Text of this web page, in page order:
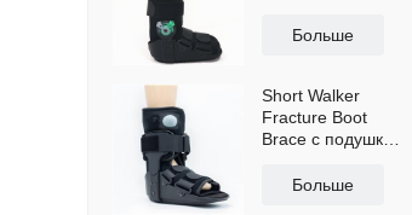
противоскользящей
Больше
Short Walker
Fracture Boot
Brace с подушкой
Больше